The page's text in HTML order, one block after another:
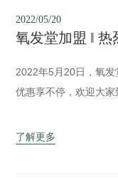
2022/05/20
2022年5月20日，氧
优惠享不停，欢迎大家
健发、养生调理、居家
了解更多